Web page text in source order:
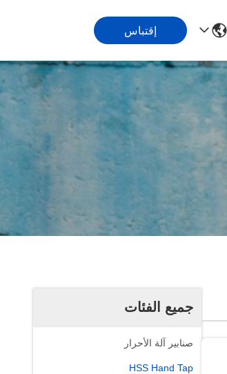
إقتباس
جميع الفئات
صنابير آلة الأحرار
HSS Hand Tap